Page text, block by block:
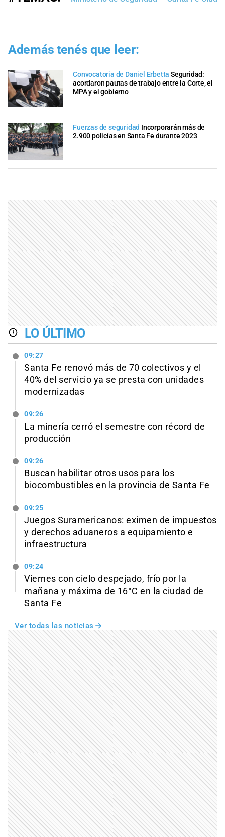
Además tenés que leer:
Convocatoria de Daniel Erbetta Seguridad:
acordaron pautas de trabajo entre la Corte, el
MPA y el gobierno
Fuerzas de seguridad Incorporarán más de
2.900 policías en Santa Fe durante 2023
LO ÚLTIMO
09:27
Santa Fe renovó más de 70 colectivos y el
40% del servicio ya se presta con unidades
modernizadas
09:26
La minería cerró el semestre con récord de
producción
09:26
Buscan habilitar otros usos para los
biocombustibles en la provincia de Santa Fe
09:25
Juegos Suramericanos: eximen de impuestos
y derechos aduaneros a equipamiento e
infraestructura
09:24
Viernes con cielo despejado, frío por la
mañana y máxima de 16°C en la ciudad de
Santa Fe
Ver todas las noticias